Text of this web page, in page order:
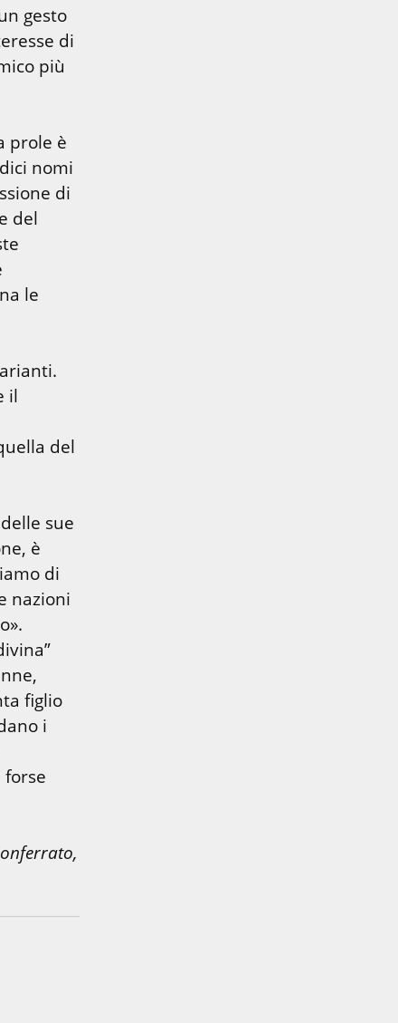
gesto
di
più
prole è
nomi
di
del
le
il
del
sue
è
di
nazioni
figlio
i
forse